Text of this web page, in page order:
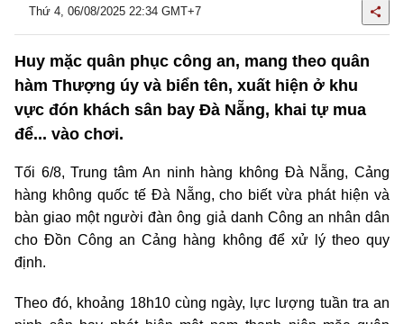
Thứ 4, 06/08/2025 22:34 GMT+7
Huy mặc quân phục công an, mang theo quân
hàm Thượng úy và biển tên, xuất hiện ở khu
vực đón khách sân bay Đà Nẵng, khai tự mua
để... vào chơi.
Tối 6/8, Trung tâm An ninh hàng không Đà Nẵng, Cảng
hàng không quốc tế Đà Nẵng, cho biết vừa phát hiện và
bàn giao một người đàn ông giả danh Công an nhân dân
cho Đồn Công an Cảng hàng không để xử lý theo quy
định.
Theo đó, khoảng 18h10 cùng ngày, lực lượng tuần tra an